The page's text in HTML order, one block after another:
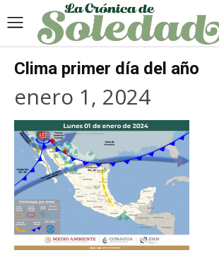
Clima primer día del año
enero 1, 2024